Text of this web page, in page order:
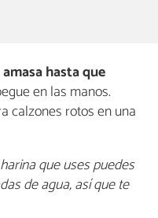
hasta que
en las manos.
calzones rotos en una
que uses puedes
de agua, así que te